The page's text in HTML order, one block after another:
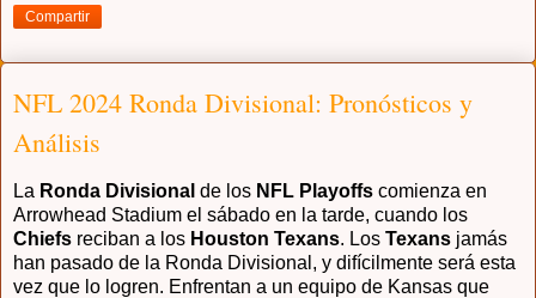
Compartir
NFL 2024 Ronda Divisional: Pronósticos y
Análisis
La Ronda Divisional de los NFL Playoffs comienza en
Arrowhead Stadium el sábado en la tarde, cuando los
Chiefs reciban a los Houston Texans. Los Texans jamás
han pasado de la Ronda Divisional, y difícilmente será esta
vez que lo logren. Enfrentan a un equipo de Kansas que